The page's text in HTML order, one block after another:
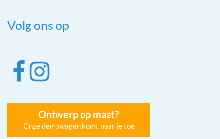
Volg ons op
Ontwerp op maat?
Onze demowagen komt naar je toe